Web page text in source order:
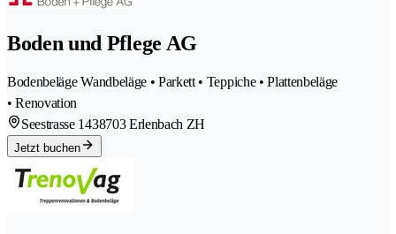
Boden und Pflege AG
Bodenbeläge Wandbeläge • Parkett • Teppiche • Plattenbeläge
• Renovation
Seestrasse 1438703 Erlenbach ZH
Jetzt buchen